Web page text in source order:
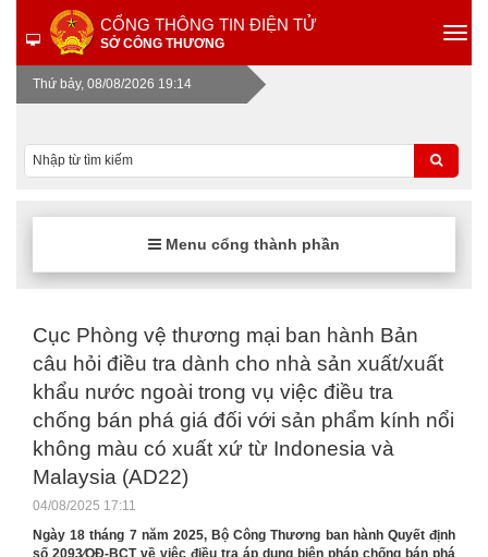
CỔNG THÔNG TIN ĐIỆN TỬ
SỞ CÔNG THƯƠNG
Thứ bảy, 08/08/2026 19:14
Menu cổng thành phần
Cục Phòng vệ thương mại ban hành Bản
câu hỏi điều tra dành cho nhà sản xuất/xuất
khẩu nước ngoài trong vụ việc điều tra
chống bán phá giá đối với sản phẩm kính nổi
không màu có xuất xứ từ Indonesia và
Malaysia (AD22)
04/08/2025 17:11
Ngày 18 tháng 7 năm 2025, Bộ Công Thương ban hành Quyết định
số 2093⁄QĐ-BCT về việc điều tra áp dụng biện pháp chống bán phá